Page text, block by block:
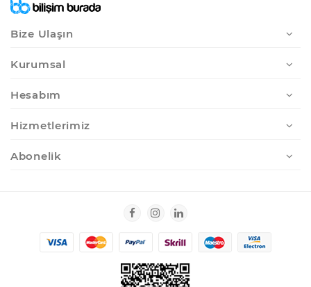
Bize Ulaşın
Kurumsal
Hesabım
Hizmetlerimiz
Abonelik